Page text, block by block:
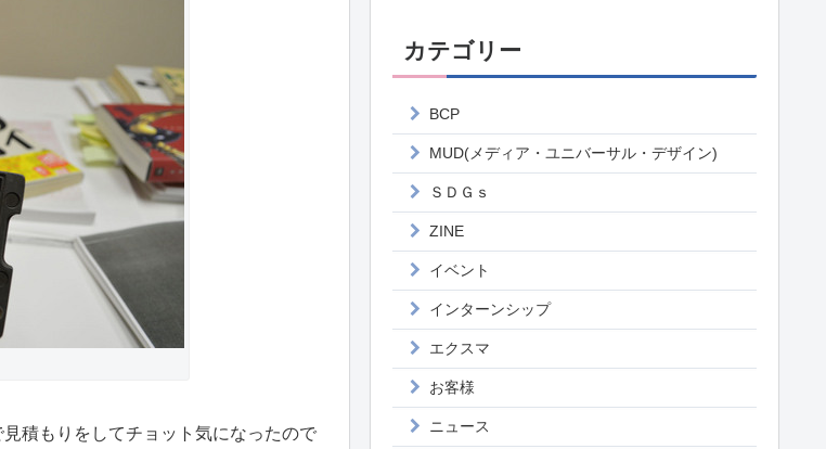
積もりをしてチョット気になったので
カテゴリー
BCP
MUD(メディア・ユニバーサル・デザイン)
ＳＤＧｓ
ZINE
イベント
インターンシップ
エクスマ
お客様
ニュース